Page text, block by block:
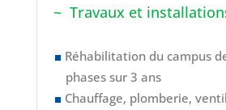
Travaux et
Réhabilitation du campus
phases sur 3 ans
Chauffage, plomberie,